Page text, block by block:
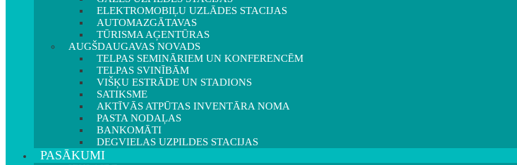
ELEKTROMOBIĻU UZLĀDES STACIJAS
AUTOMAZGĀTAVAS
TŪRISMA AĢENTŪRAS
AUGŠDAUGAVAS NOVADS
TELPAS SEMINĀRIEM UN KONFERENCĒM
TELPAS SVINĪBĀM
VIŠĶU ESTRĀDE UN STADIONS
SATIKSME
AKTĪVĀS ATPŪTAS INVENTĀRA NOMA
PASTA NODAĻAS
BANKOMĀTI
DEGVIELAS UZPILDES STACIJAS
PASĀKUMI